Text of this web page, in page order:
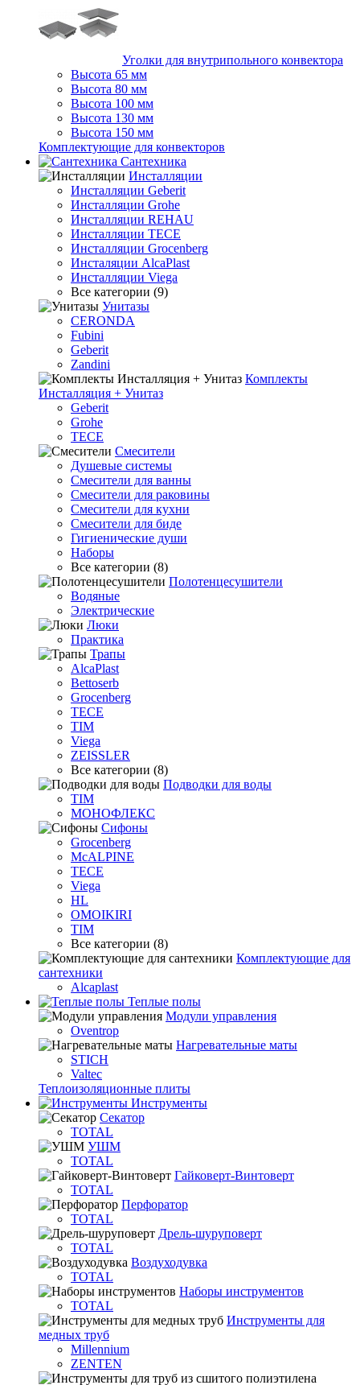
Уголки для внутрипольного конвектора
Высота 65 мм
Высота 80 мм
Высота 100 мм
Высота 130 мм
Высота 150 мм
Комплектующие для конвекторов
Сантехника
Инсталляции
Инсталляции Geberit
Инсталляции Grohe
Инсталляции REHAU
Инсталляции TECE
Инсталляции Grocenberg
Инсталяции AlcaPlast
Инсталляции Viega
Все категории (9)
Унитазы
CERONDA
Fubini
Geberit
Zandini
Комплекты
Инсталляция + Унитаз
Geberit
Grohe
TECE
Смесители
Душевые системы
Смесители для ванны
Смесители для раковины
Смесители для кухни
Смесители для биде
Гигиенические души
Наборы
Все категории (8)
Полотенцесушители
Водяные
Электрические
Люки
Практика
Трапы
AlcaPlast
Bettoserb
Grocenberg
TECE
TIM
Viega
ZEISSLER
Все категории (8)
Подводки для воды
TIM
МОНОФЛЕКС
Сифоны
Grocenberg
McALPINE
TECE
Viega
HL
OMOIKIRI
TIM
Все категории (8)
Комплектующие для
сантехники
Alcaplast
Теплые полы
Модули управления
Oventrop
Нагревательные маты
STICH
Valtec
Теплоизоляционные плиты
Инструменты
Секатор
TOTAL
УШМ
TOTAL
Гайковерт-Винтоверт
TOTAL
Перфоратор
TOTAL
Дрель-шуруповерт
TOTAL
Воздуходувка
TOTAL
Наборы инструментов
TOTAL
Инструменты для
медных труб
Millennium
ZENTEN